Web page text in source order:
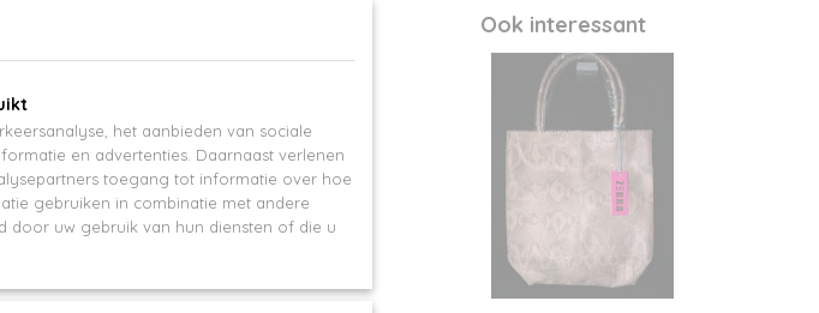
Ook interessant
het aanbieden van sociale
en advertenties. Daarnaast verlenen
toegang tot informatie over hoe
gebruiken in combinatie met andere
door uw gebruik van hun diensten of die u